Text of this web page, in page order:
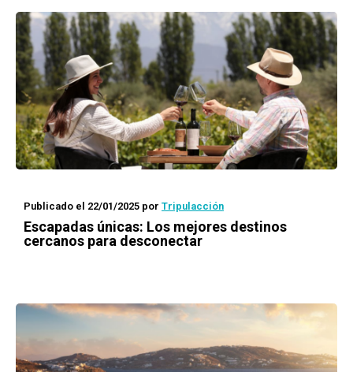
Publicado el 22/01/2025 por Tripulacción
Escapadas únicas: Los mejores destinos
cercanos para desconectar